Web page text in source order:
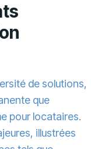
de solutions,
que
pour locataires.
illustrées